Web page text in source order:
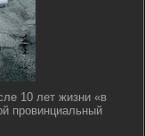
10 лет жизни «в
провинциальный